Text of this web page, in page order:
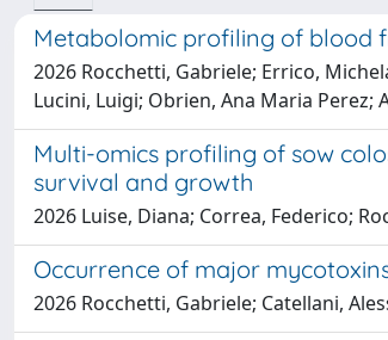
Metabolomic profiling of blood
2026 Rocchetti, Gabriele; Errico,
Lucini, Luigi; Obrien, Ana Maria Perez;
Multi-omics profiling of sow
survival and growth
2026 Luise, Diana; Correa, Federico;
Occurrence of major
2026 Rocchetti, Gabriele; Catellani,